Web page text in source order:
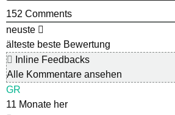
152 Comments
neuste
älteste beste Bewertung
Inline Feedbacks
Alle Kommentare ansehen
GR
11 Monate her